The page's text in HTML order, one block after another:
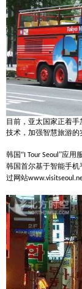
目前，亚太国家正着
技术，加强智慧旅游的
韩国“I Tour Seoul”应用
韩国首尔基于智能手机
过网站